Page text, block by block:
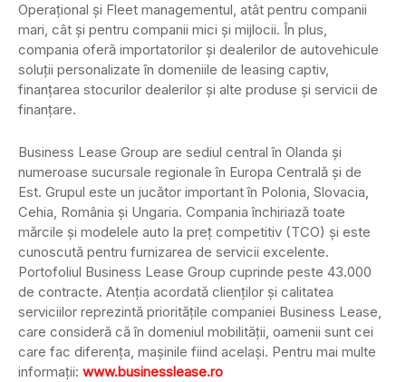
Operaţional şi Fleet managementul, atât pentru companii
mari, cât şi pentru companii mici şi mijlocii. În plus,
compania oferă importatorilor şi dealerilor de autovehicule
soluţii personalizate în domeniile de leasing captiv,
finanţarea stocurilor dealerilor şi alte produse şi servicii de
finanţare.
Business Lease Group are sediul central în Olanda şi
numeroase sucursale regionale în Europa Centrală şi de
Est. Grupul este un jucător important în Polonia, Slovacia,
Cehia, România şi Ungaria. Compania închiriază toate
mărcile şi modelele auto la preţ competitiv (TCO) şi este
cunoscută pentru furnizarea de servicii excelente.
Portofoliul Business Lease Group cuprinde peste 43.000
de contracte. Atenţia acordată clienţilor şi calitatea
serviciilor reprezintă priorităţile companiei Business Lease,
care consideră că în domeniul mobilităţii, oamenii sunt cei
care fac diferenţa, maşinile fiind acelaşi. Pentru mai multe
informaţii: www.businesslease.ro